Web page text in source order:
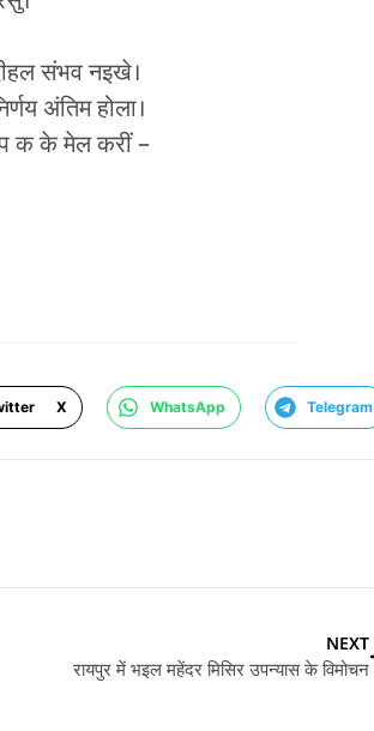
संभव नइखे।
अंतिम होला।
क के मेल करीं –
X WhatsApp Telegram
NEXT
रायपुर में भइल महेंदर मिसिर उपन्यास के विमोचन